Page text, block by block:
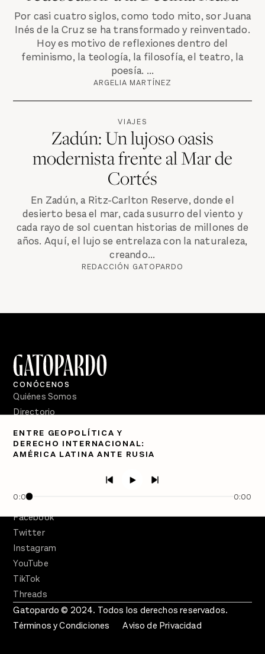
Por casi cuatro siglos, como todo mito, sor Juana
Inés de la Cruz se ha transformado y reinventado.
Hoy es motivo de reflexiones dentro del
feminismo, la teología, la filosofía, el teatro, la
poesía. ...
ARGELIA MARTÍNEZ
VIAJES
Zadún: Un lujoso oasis
modernista frente al Mar de
Cortés
En Zadún, a Ritz-Carlton Reserve, donde el
desierto besa el mar, cada susurro del viento y
cada rayo de sol cuentan historias de millones de
años. Aquí, el lujo se entrelaza con la naturaleza,
creando...
REDACCIÓN GATOPARDO
ENTRE GEOPOLÍTICA Y
DERECHO INTERNACIONAL:
AMÉRICA LATINA ANTE RUSIA
0:00 0:00
CONÓCENOS
Quiénes Somos
Directorio
PÓDCASTS
Semanario Gatopardo
Facebook
Twitter
Instagram
YouTube
TikTok
Threads
Gatopardo © 2024. Todos los derechos reservados.
Términos y Condiciones
Aviso de Privacidad